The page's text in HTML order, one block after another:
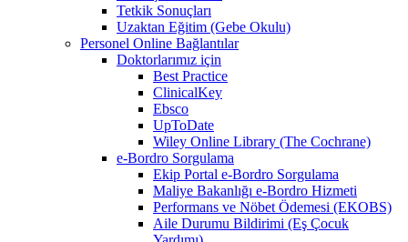
Tetkik Sonuçları
Uzaktan Eğitim (Gebe Okulu)
Personel Online Bağlantılar
Doktorlarımız için
Best Practice
ClinicalKey
Ebsco
UpToDate
Wiley Online Library (The Cochrane)
e-Bordro Sorgulama
Ekip Portal e-Bordro Sorgulama
Maliye Bakanlığı e-Bordro Hizmeti
Performans ve Nöbet Ödemesi (EKOBS)
Aile Durumu Bildirimi (Eş Çocuk